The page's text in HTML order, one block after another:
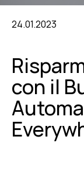
24.01.2023
con il